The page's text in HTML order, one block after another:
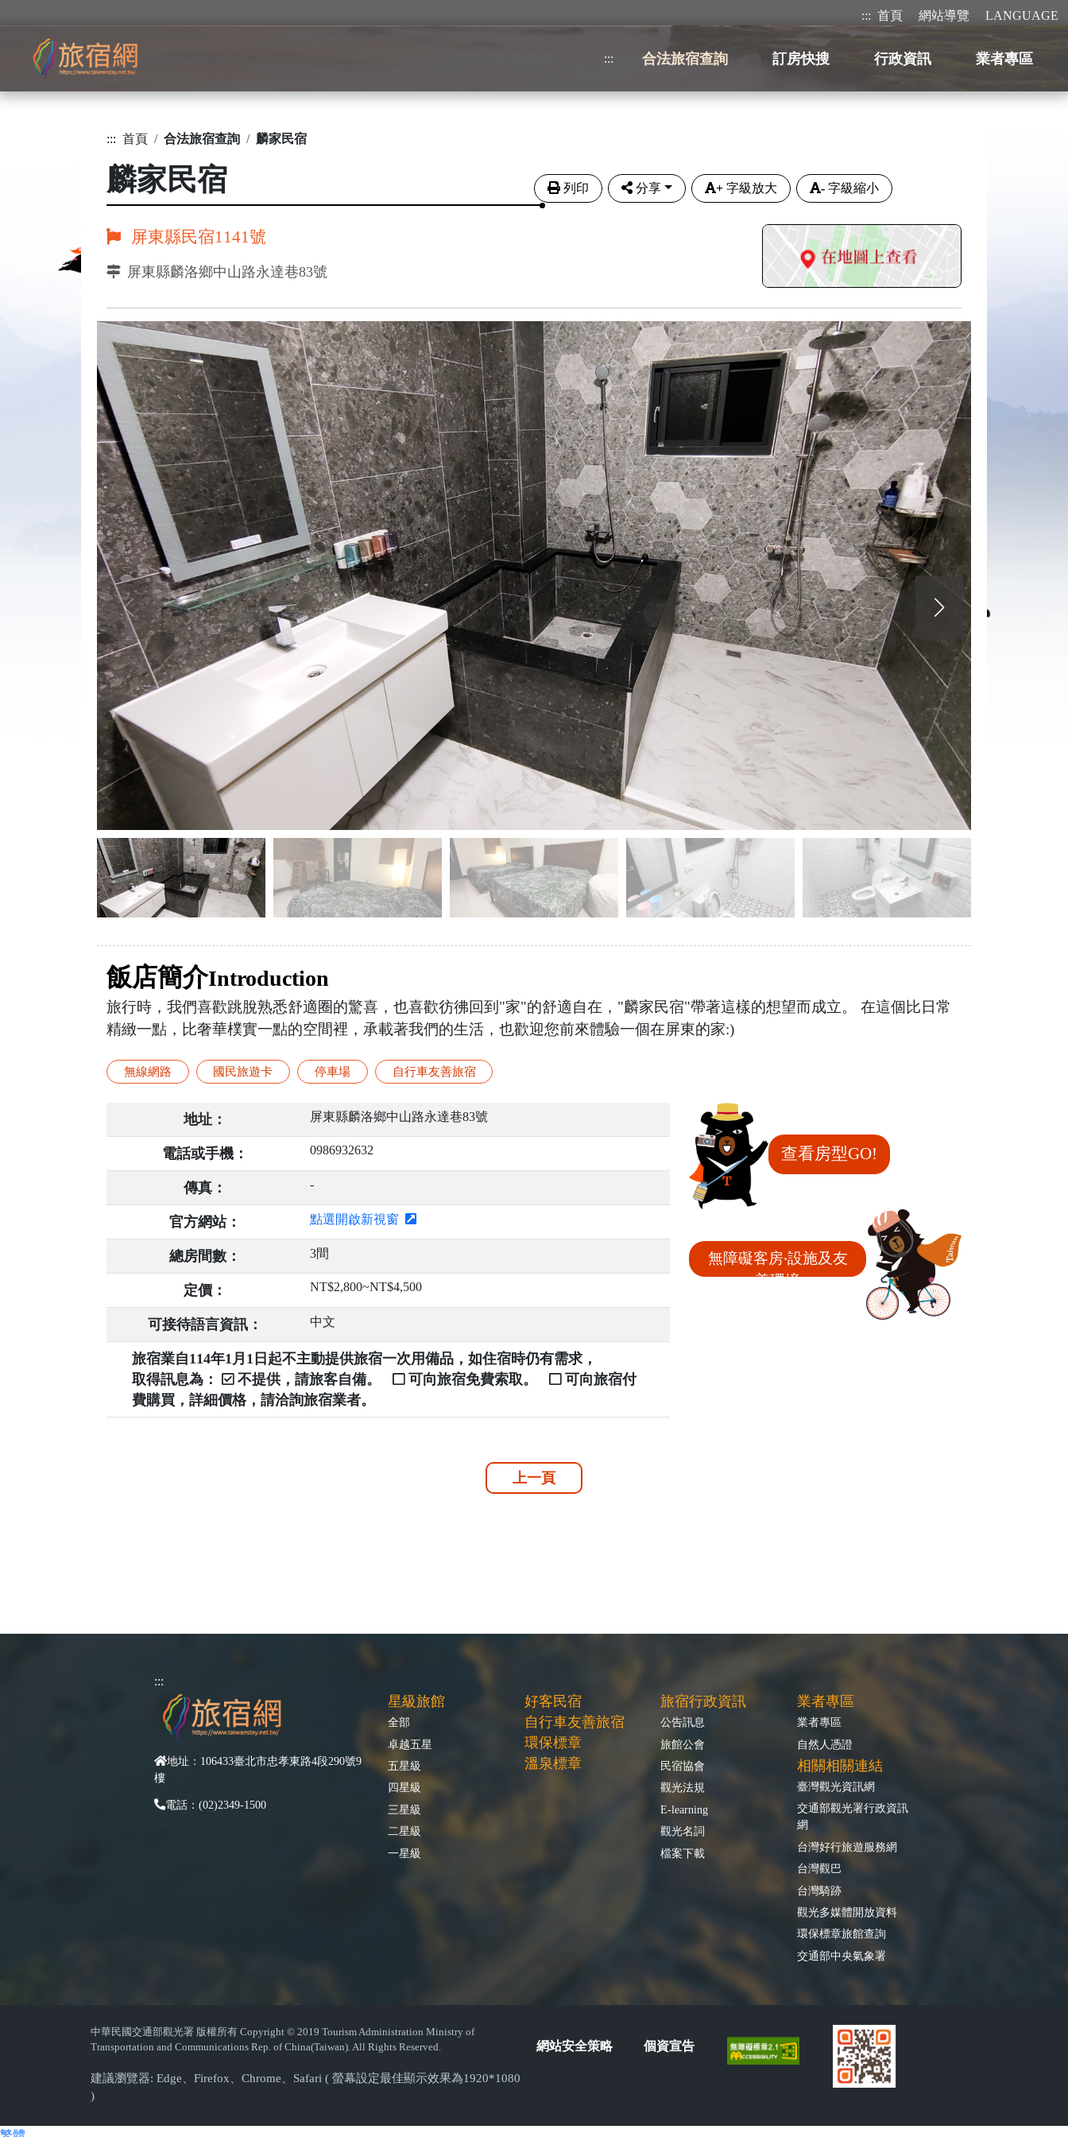
::: 首頁 網站導覽 LANGUAGE
::: 合法旅宿查詢 訂房快搜 行政資訊 業者專區
::: 首頁 合法旅宿查詢 麟家民宿
麟家民宿 列印 分享 + 字級放大 - 字級縮小
屏東縣民宿1141號
屏東縣麟洛鄉中山路永達巷83號
飯店簡介Introduction
旅行時，我們喜歡跳脫熟悉舒適圈的驚喜，也喜歡彷彿回到"家"的舒適自在，"麟家民宿"帶著這樣的想望而成立。 在這個比日常
精緻一點，比奢華樸實一點的空間裡，承載著我們的生活，也歡迎您前來體驗一個在屏東的家:)
無線網路 國民旅遊卡 停車場 自行車友善旅宿
地址： 屏東縣麟洛鄉中山路永達巷83號
電話或手機： 0986932632
傳真： -
官方網站： 點選開啟新視窗
總房間數： 3間
定價： NT$2,800~NT$4,500
可接待語言資訊： 中文
旅宿業自114年1月1日起不主動提供旅宿一次用備品，如住宿時仍有需求，
取得訊息為：
不提供，請旅客自備。 可向旅宿免費索取。
可向旅宿付
費購買，詳細價格，請洽詢旅宿業者。
查看房型GO!
無障礙客房‧設施及友
善環境
上一頁
:::
地址：106433臺北市忠孝東路4段290號9
樓
電話：(02)2349-1500
星級旅館
全部
卓越五星
五星級
四星級
三星級
二星級
一星級
好客民宿
自行車友善旅宿
環保標章
溫泉標章
旅宿行政資訊
公告訊息
旅館公會
民宿協會
觀光法規
E-learning
觀光名詞
檔案下載
業者專區
業者專區
自然人憑證
相關相關連結
臺灣觀光資訊網
交通部觀光署行政資訊
網
台灣好行旅遊服務網
台灣觀巴
台灣騎跡
觀光多媒體開放資料
環保標章旅館查詢
交通部中央氣象署
中華民國交通部觀光署 版權所有 Copyright © 2019 Tourism Administration Ministry of
Transportation and Communications Rep. of China(Taiwan). All Rights Reserved.
建議瀏覽器: Edge、Firefox、Chrome、Safari ( 螢幕設定最佳顯示效果為1920*1080
)
網站安全策略 個資宣告